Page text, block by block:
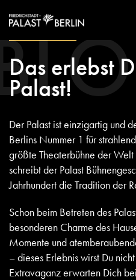
Das erlebst
Palast!
Der Palast ist einzigartig und
Berlins Nummer 1 für
größte Theaterbühne der
schreibt der Palast
Jahrhundert die Tradition der
Schon beim Betreten des
besonderen Charme des
Momente und
– dieses Erlebnis wirst Du
Extravaganz erwarten Dich